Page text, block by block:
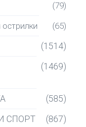
(79)
(65)
(1514)
(1469)
(585)
СПОРТ
(867)